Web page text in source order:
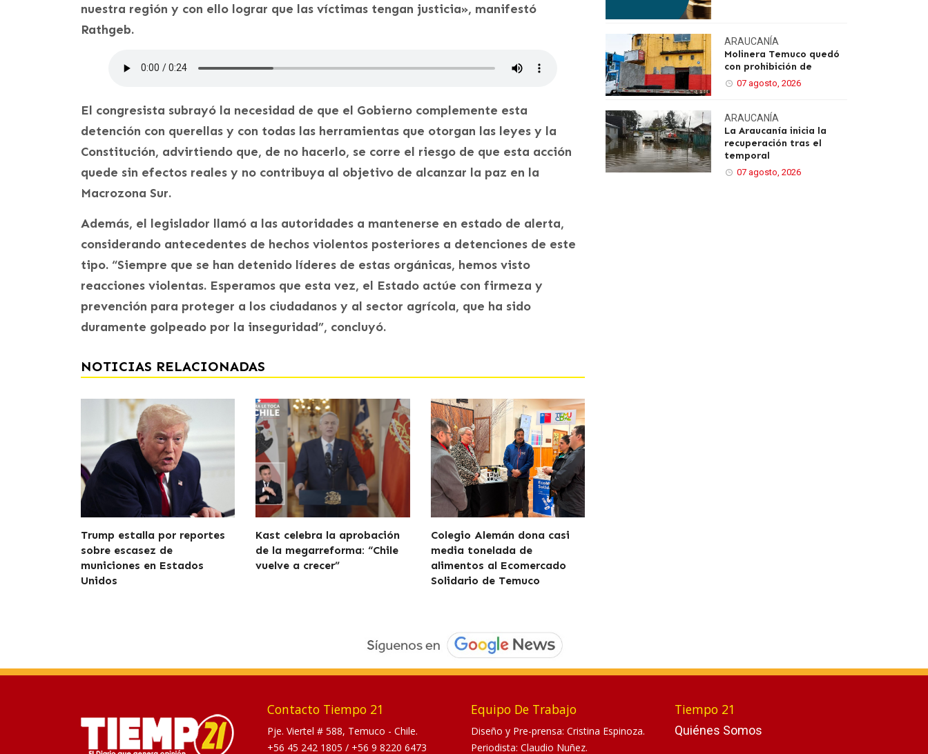
nuestra región y con ello lograr que las víctimas tengan justicia», manifestó
Rathgeb.
El congresista subrayó la necesidad de que el Gobierno complemente esta
detención con querellas y con todas las herramientas que otorgan las leyes y la
Constitución, advirtiendo que, de no hacerlo, se corre el riesgo de que esta acción
quede sin efectos reales y no contribuya al objetivo de alcanzar la paz en la
Macrozona Sur.
Además, el legislador llamó a las autoridades a mantenerse en estado de alerta,
considerando antecedentes de hechos violentos posteriores a detenciones de este
tipo. “Siempre que se han detenido líderes de estas orgánicas, hemos visto
reacciones violentas. Esperamos que esta vez, el Estado actúe con firmeza y
prevención para proteger a los ciudadanos y al sector agrícola, que ha sido
duramente golpeado por la inseguridad”, concluyó.
NOTICIAS RELACIONADAS
Trump estalla por reportes
sobre escasez de
municiones en Estados
Unidos
Kast celebra la aprobación
de la megarreforma: “Chile
vuelve a crecer”
Colegio Alemán dona casi
media tonelada de
alimentos al Ecomercado
Solidario de Temuco
ARAUCANÍA
Molinera Temuco quedó
con prohibición de
07 agosto, 2026
ARAUCANÍA
La Araucanía inicia la
recuperación tras el
temporal
07 agosto, 2026
Contacto Tiempo 21
Pje. Viertel # 588, Temuco - Chile.
+56 45 242 1805 / +56 9 8220 6473
Equipo De Trabajo
Diseño y Pre-prensa: Cristina Espinoza.
Periodista: Claudio Nuñez.
Tiempo 21
Quiénes Somos